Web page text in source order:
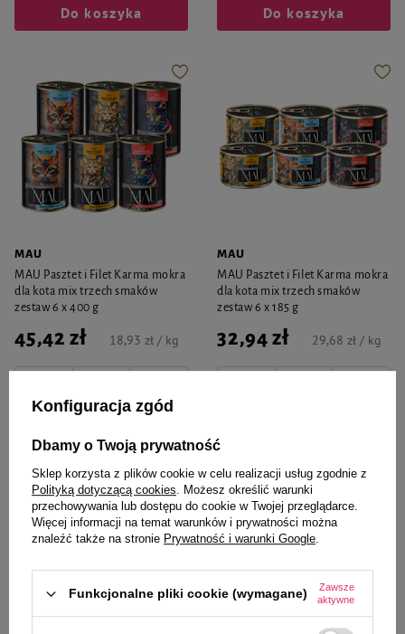
Do koszyka Do koszyka
MAU
MAU Pasztet i Filet Karma mokra
dla kota mix trzech smaków
zestaw 6 x 400 g
45,42 zł 18,93 zł / kg
Do koszyka
MAU
MAU Pasztet i Filet Karma mokra
dla kota mix trzech smaków
zestaw 6 x 185 g
32,94 zł 29,68 zł / kg
Konfiguracja zgód
Dbamy o Twoją prywatność
Sklep korzysta z plików cookie w celu realizacji usług zgodnie z
Polityką dotyczącą cookies. Możesz określić warunki
przechowywania lub dostępu do cookie w Twojej przeglądarce.
Więcej informacji na temat warunków i prywatności można
znaleźć także na stronie Prywatność i warunki Google.
Funkcjonalne pliki cookie (wymagane)
Zawsze
aktywne